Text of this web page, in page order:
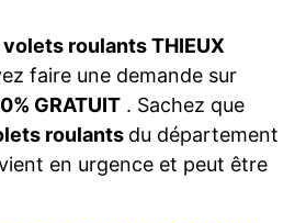
roulants THIEUX
faire une demande sur
GRATUIT . Sachez que
roulants du département
en urgence et peut être